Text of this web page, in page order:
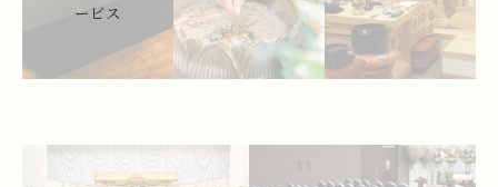
ービス